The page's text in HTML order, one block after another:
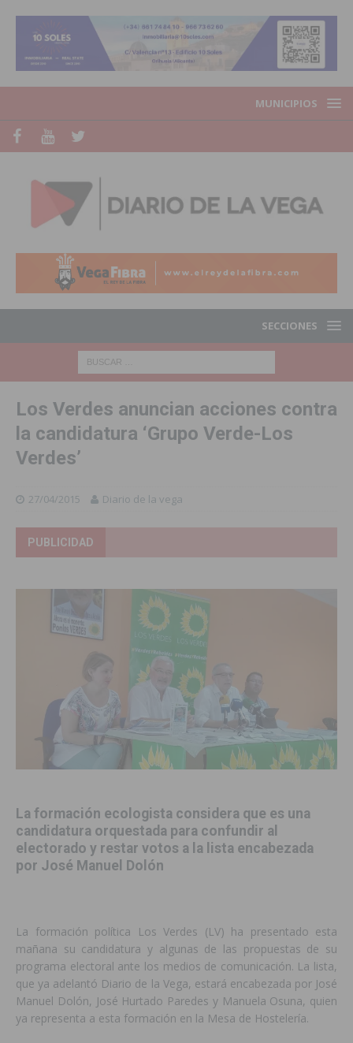
MUNICIPIOS
SECCIONES
Los Verdes anuncian acciones contra
la candidatura ‘Grupo Verde-Los
Verdes’
27/04/2015 Diario de la vega
PUBLICIDAD
La formación ecologista considera que es una
candidatura orquestada para confundir al
electorado y restar votos a la lista encabezada
por José Manuel Dolón
La formación política Los Verdes (LV) ha presentado esta
mañana su candidatura y algunas de las propuestas de su
programa electoral ante los medios de comunicación. La lista,
que ya adelantó Diario de la Vega, estará encabezada por José
Manuel Dolón, José Hurtado Paredes y Manuela Osuna, quien
ya representa a esta formación en la Mesa de Hostelería.